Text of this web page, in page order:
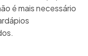
é mais necessário